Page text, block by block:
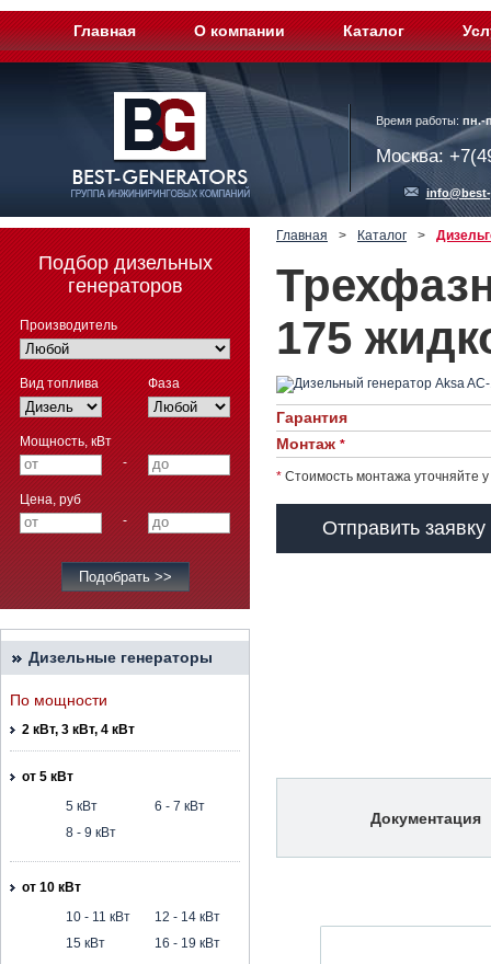
Главная О компании Каталог
Время работы: пн.-
Москва:
Подбор дизельных
генераторов
Производитель
Вид топлива Фаза
Мощность, кВт
-
Цена, руб
-
Дизельные генераторы
По мощности
2 кВт, 3 кВт, 4 кВт
от 5 кВт
5 кВт
6 - 7 кВт
8 - 9 кВт
от 10 кВт
10 - 11 кВт
12 - 14 кВт
15 кВт
16 - 19 кВт
Главная > Каталог >
175
Гарантия
Монтаж *
* Стоимость монтажа уточняйте
Отправить
Документация